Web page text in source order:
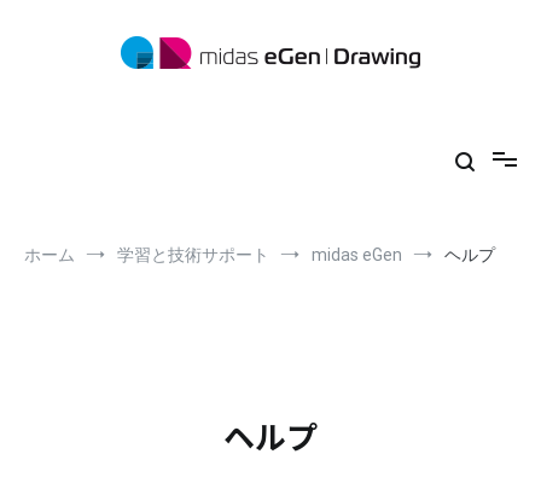
ホーム 学習と技術サポート midas eGen ヘルプ
ヘルプ